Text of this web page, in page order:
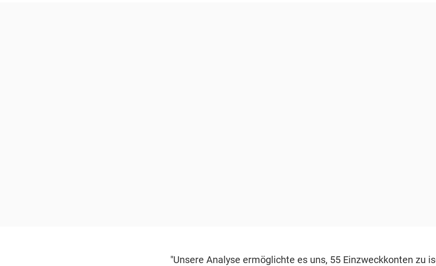
"Unsere Analyse ermöglichte es uns, 55 Einzweckkonten zu